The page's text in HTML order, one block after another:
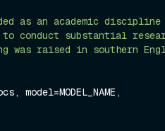
as an academic discipline
conduct substantial
was raised in southern